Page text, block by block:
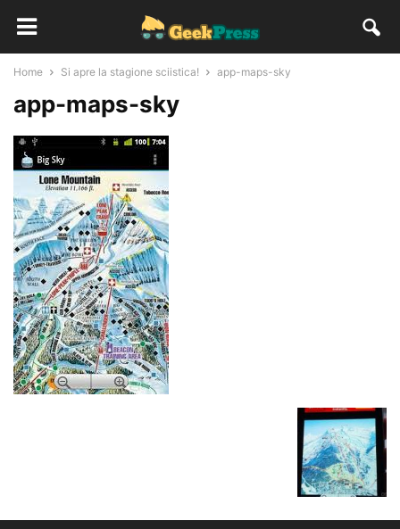
Home Si apre la stagione sciistica! app-maps-sky
app-maps-sky